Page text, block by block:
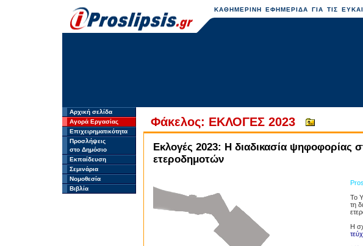
ΚΑΘΗΜΕΡΙΝΗ ΕΦΗΜΕΡΙΔΑ ΓΙΑ ΤΙΣ
Αρχική σελίδα
Αγορά Εργασίας
Επιχειρηματικότητα
Προσλήψεις
στο Δημόσιο
Εκπαίδευση
Σεμινάρια
Νομοθεσία
Βιβλία
Φάκελος: ΕΚΛΟΓΕΣ 2023
Εκλογές 2023: Η διαδικασία ψηφοφορίας
ετεροδημοτών
Το
τη
Η